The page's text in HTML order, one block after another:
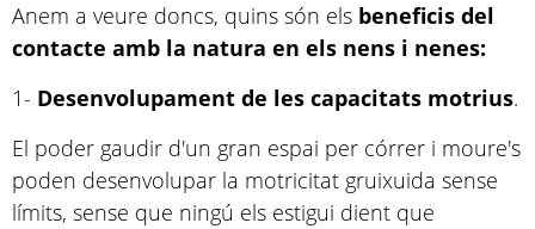
Anem a veure doncs, quins són els beneficis del
contacte amb la natura en els nens i nenes:
1- Desenvolupament de les capacitats motrius.
El poder gaudir d'un gran espai per córrer i moure's
poden desenvolupar la motricitat gruixuida sense
límits, sense que ningú els estigui dient que